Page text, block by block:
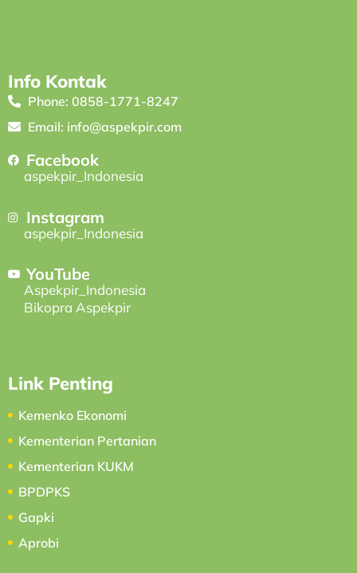
Info Kontak
Phone: 0858-1771-8247
Email: info@aspekpir.com
Facebook
aspekpir_Indonesia
Instagram
aspekpir_Indonesia
YouTube
Aspekpir_Indonesia
Bikopra Aspekpir
Link Penting
Kemenko Ekonomi
Kementerian Pertanian
Kementerian KUKM
BPDPKS
Gapki
Aprobi